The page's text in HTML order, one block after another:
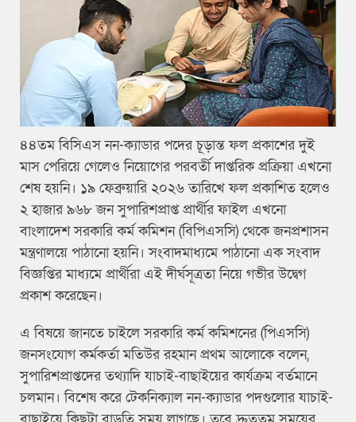
৪৪তম বিসিএস নন-ক্যাডার পদের চূড়ান্ত ফল প্রকাশের দুই
মাস পেরিয়ে গেলেও নিয়োগের পরবর্তী দাপ্তরিক প্রক্রিয়া এখনো
শেষ হয়নি। ১৯ ফেব্রুয়ারি ২০২৬ তারিখে ফল প্রকাশিত হলেও
২ হাজার ৯৬৮ জন সুপারিশপ্রাপ্ত প্রার্থীর ফাইল এখনো
বাংলাদেশ সরকারি কর্ম কমিশন (বিপিএসসি) থেকে জনপ্রশাসন
মন্ত্রণালয়ে পাঠানো হয়নি। সংবাদমাধ্যমে পাঠানো এক সংবাদ
বিজ্ঞপ্তির মাধ্যমে প্রার্থীরা এই দীর্ঘসূত্রতা নিয়ে গভীর উদ্বেগ
প্রকাশ করেছেন।
এ বিষয়ে জানতে চাইলে সরকারি কর্ম কমিশনের (পিএসসি)
জনসংযোগ কর্মকর্তা মতিউর রহমান প্রথম আলোকে বলেন,
সুপারিশপ্রাপ্তদের তথ্যাদি যাচাই-বাছাইয়ের কার্যক্রম বর্তমানে
চলমান। বিশেষ করে টেকনিক্যাল নন-ক্যাডার পদগুলোর যাচাই-